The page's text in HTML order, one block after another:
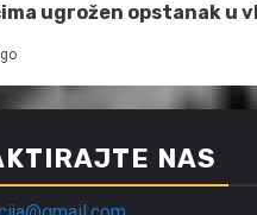
ugrožen opstanak u
NAS